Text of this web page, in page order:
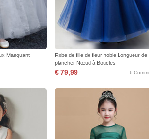
Manquant
Robe de fille de fleur noble Longueur de
plancher Nœud à Boucles
€ 79,99 6